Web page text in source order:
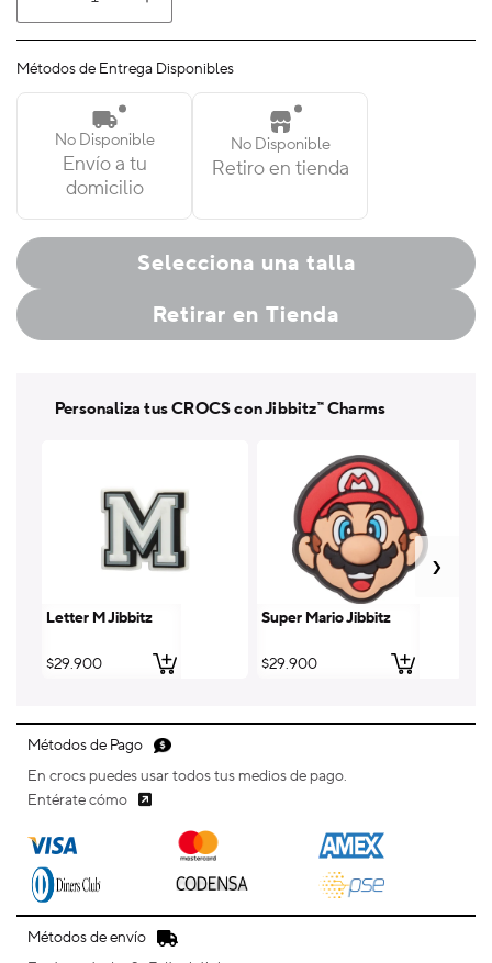
Reducir
cantidad
para
Clog
Junior
Aumentar
cantidad
para
Classic
Clog
Junior
Métodos de Entrega Disponibles
No Disponible
Envío a tu
domicilio
No Disponible
Retiro en tienda
Selecciona una talla
Retirar en Tienda
Personaliza tus CROCS con Jibbitz™ Charms
Letter M Jibbitz
Precio
$29.900
Super Mario Jibbitz
Precio
$29.900
Métodos de Pago
En crocs puedes usar todos tus medios de pago.
Entérate cómo
Métodos de envío